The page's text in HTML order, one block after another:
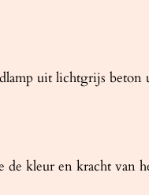
uit lichtgrijs
kleur en kracht van